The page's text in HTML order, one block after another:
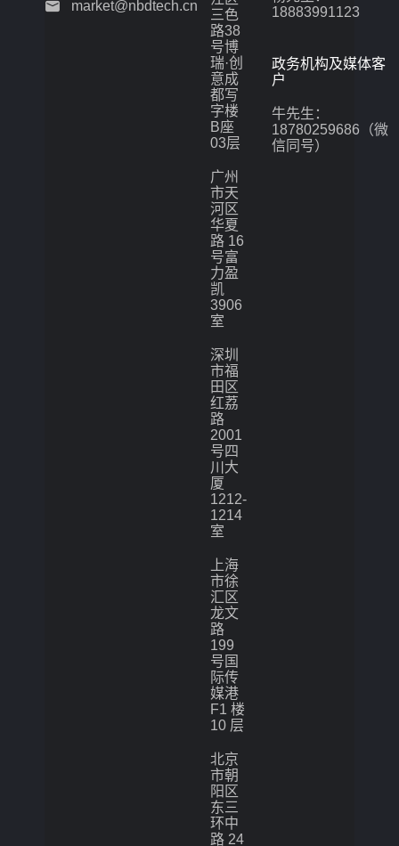
market@nbdtech.cn
三色
路38
号博
瑞·创
意成
都写
字楼
B座
03层
广州
市天
河区
华夏
路 16
号富
力盈
凯
3906
室
深圳
市福
田区
红荔
路
2001
号四
川大
厦
1212-
1214
室
上海
市徐
汇区
龙文
路
199
号国
际传
媒港
F1 楼
10 层
北京
市朝
阳区
东三
环中
路 24
18883991123
政务机构及媒体客
户
牛先生：
18780259686（微
信同号）